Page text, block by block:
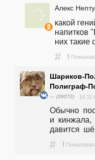
Алекс
какой
напитков
них такие
# !
Шариков-
Полиграф-
— (39072) 16.11
Обычно
и  кинжала,
давится
# !